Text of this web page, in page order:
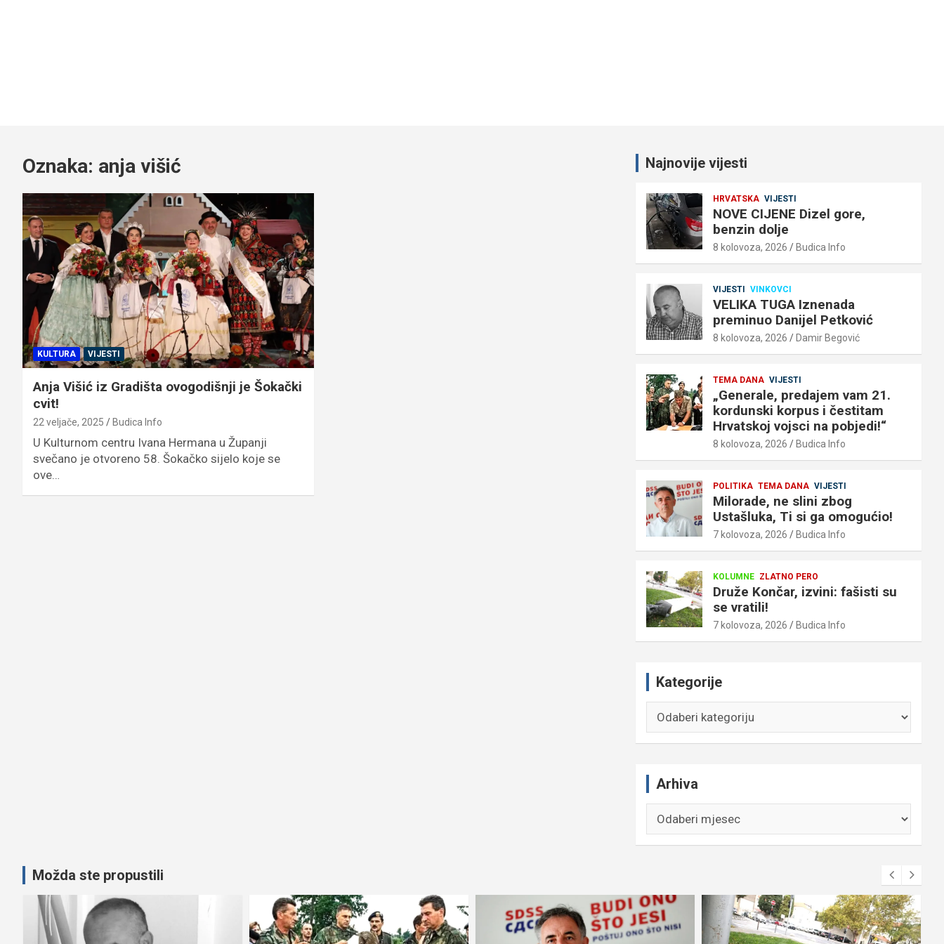
Oznaka: anja višić
KULTURA VIJESTI
Anja Višić iz Gradišta ovogodišnji je Šokački
cvit!
22 veljače, 2025 Budica Info
U Kulturnom centru Ivana Hermana u Županji
svečano je otvoreno 58. Šokačko sijelo koje se
ove…
Najnovije vijesti
HRVATSKA VIJESTI
NOVE CIJENE Dizel gore,
benzin dolje
8 kolovoza, 2026 Budica Info
VIJESTI VINKOVCI
VELIKA TUGA Iznenada
preminuo Danijel Petković
8 kolovoza, 2026 Damir Begović
TEMA DANA VIJESTI
„Generale, predajem vam 21.
kordunski korpus i čestitam
Hrvatskoj vojsci na pobjedi!“
8 kolovoza, 2026 Budica Info
POLITIKA TEMA DANA VIJESTI
Milorade, ne slini zbog
Ustašluka, Ti si ga omogućio!
7 kolovoza, 2026 Budica Info
KOLUMNE ZLATNO PERO
Druže Končar, izvini: fašisti su
se vratili!
7 kolovoza, 2026 Budica Info
Kategorije
Arhiva
Možda ste propustili